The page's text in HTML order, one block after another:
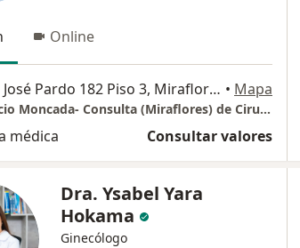
Online
Avenida José Pardo 182 Piso 3, Miraflores • Mapa
Dr. Leoncio Moncada- Consulta (Miraflores) de Cirugía General
médica Consultar valores
Dra. Ysabel Yara
Hokama
Ginecólogo